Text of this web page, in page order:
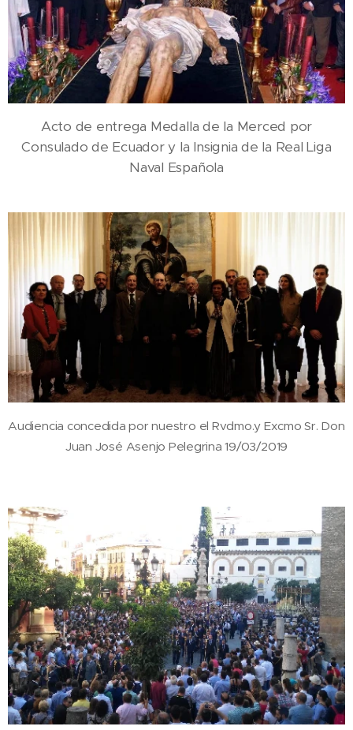
Acto de entrega Medalla de la Merced por
Consulado de Ecuador y la Insignia de la Real Liga
Naval Española
Audiencia concedida por nuestro el Rvdmo.y Excmo Sr. Don
Juan José Asenjo Pelegrina 19/03/2019